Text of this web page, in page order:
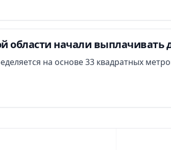
области начали выплачивать
на основе 33 квадратных